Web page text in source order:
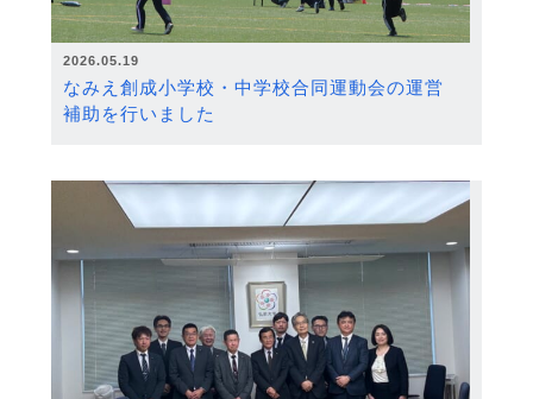
2026.05.19
なみえ創成小学校・中学校合同運動会の運営
補助を行いました